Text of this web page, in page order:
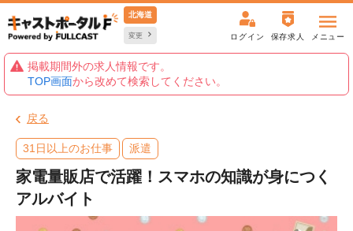
北海道
変更 ログイン 保存求人 メニュー
掲載期間外の求人情報です。
TOP画面から改めて検索してください。
戻る
31日以上のお仕事 派遣
家電量販店で活躍！スマホの知識が身につく
アルバイト